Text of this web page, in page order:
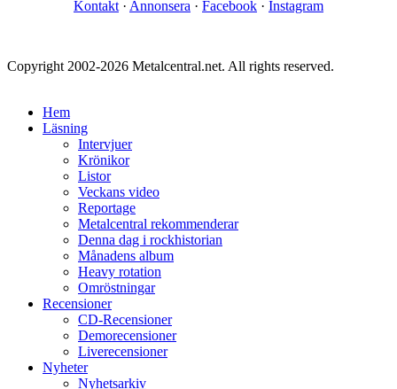
Kontakt · Annonsera · Facebook · Instagram
Copyright 2002-2026 Metalcentral.net. All rights reserved.
Hem
Läsning
Intervjuer
Krönikor
Listor
Veckans video
Reportage
Metalcentral rekommenderar
Denna dag i rockhistorian
Månadens album
Heavy rotation
Omröstningar
Recensioner
CD-Recensioner
Demorecensioner
Liverecensioner
Nyheter
Nyhetsarkiv